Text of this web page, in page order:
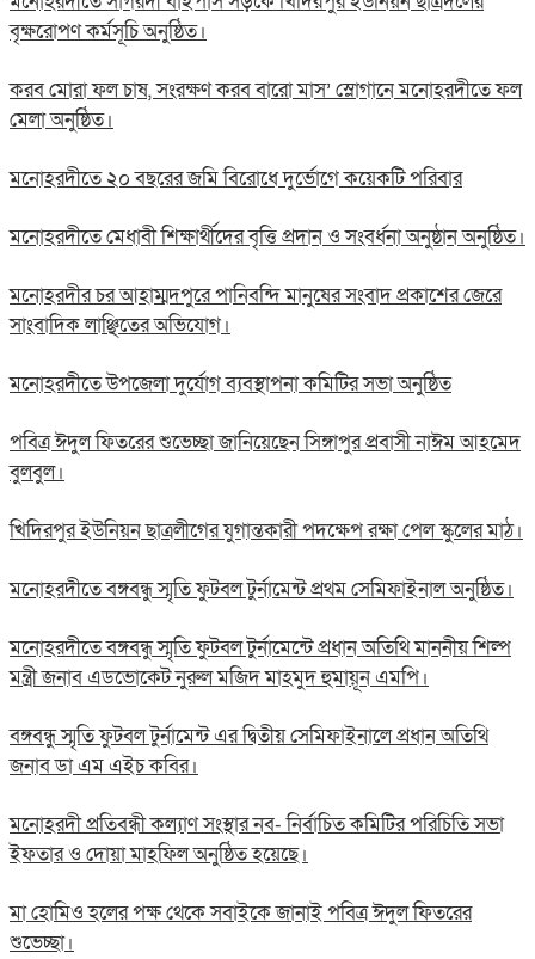
বৃক্ষরোপণ কর্মসূচি অনুষ্ঠিত।
করব মোরা ফল চাষ, সংরক্ষণ করব বারো মাস’ স্লোগানে মনোহরদীতে ফল
মেলা অনুষ্ঠিত।
মনোহরদীতে ২০ বছরের জমি বিরোধে দুর্ভোগে কয়েকটি পরিবার
মনোহরদীতে মেধাবী শিক্ষার্থীদের বৃত্তি প্রদান ও সংবর্ধনা অনুষ্ঠান অনুষ্ঠিত।
মনোহরদীর চর আহাম্মদপুরে পানিবন্দি মানুষের সংবাদ প্রকাশের জেরে
সাংবাদিক লাঞ্ছিতের অভিযোগ।
মনোহরদীতে উপজেলা দুর্যোগ ব্যবস্থাপনা কমিটির সভা অনুষ্ঠিত
পবিত্র ঈদুল ফিতরের শুভেচ্ছা জানিয়েছেন সিঙ্গাপুর প্রবাসী নাঈম আহমেদ
বুলবুল।
খিদিরপুর ইউনিয়ন ছাত্রলীগের যুগান্তকারী পদক্ষেপ রক্ষা পেল স্কুলের মাঠ।
মনোহরদীতে বঙ্গবন্ধু স্মৃতি ফুটবল টুর্নামেন্ট প্রথম সেমিফাইনাল অনুষ্ঠিত।
মনোহরদীতে বঙ্গবন্ধু স্মৃতি ফুটবল টুর্নামেন্টে প্রধান অতিথি মাননীয় শিল্প
মন্ত্রী জনাব এডভোকেট নুরুল মজিদ মাহমুদ হুমায়ূন এমপি।
বঙ্গবন্ধু স্মৃতি ফুটবল টুর্নামেন্ট এর দ্বিতীয় সেমিফাইনালে প্রধান অতিথি
জনাব ডা এম এইচ কবির।
মনোহরদী প্রতিবন্ধী কল্যাণ সংস্থার নব- নির্বাচিত কমিটির পরিচিতি সভা
ইফতার ও দোয়া মাহফিল অনুষ্ঠিত হয়েছে।
মা হোমিও হলের পক্ষ থেকে সবাইকে জানাই পবিত্র ঈদুল ফিতরের
শুভেচ্ছা।